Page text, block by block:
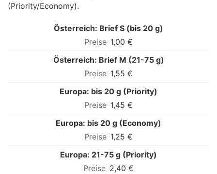
(Priority/Economy).
Österreich: Brief S (bis 20 g)
1,00 €
Österreich: Brief M (21-75 g)
1,55 €
Europa: bis 20 g (Priority)
1,45 €
Europa: bis 20 g (Economy)
1,25 €
Europa: 21-75 g (Priority)
2,40 €